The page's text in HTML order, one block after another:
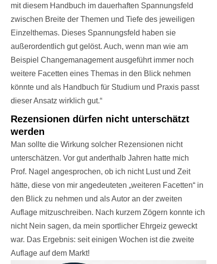
mit diesem Handbuch im dauerhaften Spannungsfeld
zwischen Breite der Themen und Tiefe des jeweiligen
Einzelthemas. Dieses Spannungsfeld haben sie
außerordentlich gut gelöst. Auch, wenn man wie am
Beispiel Changemanagement ausgeführt immer noch
weitere Facetten eines Themas in den Blick nehmen
könnte und als Handbuch für Studium und Praxis passt
dieser Ansatz wirklich gut.“
Rezensionen dürfen nicht unterschätzt
werden
Man sollte die Wirkung solcher Rezensionen nicht
unterschätzen. Vor gut anderthalb Jahren hatte mich
Prof. Nagel angesprochen, ob ich nicht Lust und Zeit
hätte, diese von mir angedeuteten „weiteren Facetten“ in
den Blick zu nehmen und als Autor an der zweiten
Auflage mitzuschreiben. Nach kurzem Zögern konnte ich
nicht Nein sagen, da mein sportlicher Ehrgeiz geweckt
war. Das Ergebnis: seit einigen Wochen ist die zweite
Auflage auf dem Markt!